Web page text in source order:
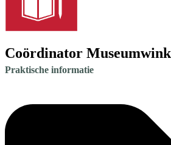
Coördinator
Praktische informatie